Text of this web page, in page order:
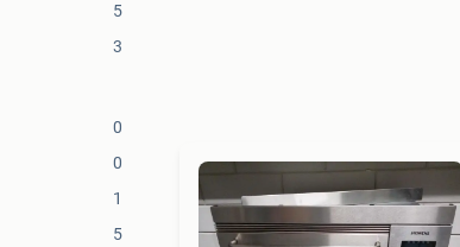
5
3
0
0
1
5